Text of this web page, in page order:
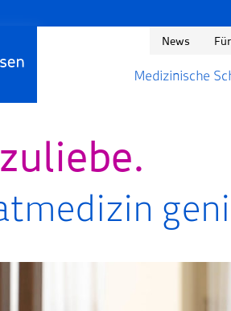
News
Medizinische